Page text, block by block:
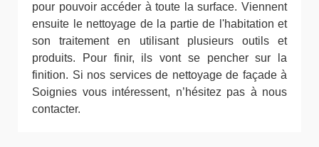
pour pouvoir accéder à toute la surface. Viennent
ensuite le nettoyage de la partie de l'habitation et
son traitement en utilisant plusieurs outils et
produits. Pour finir, ils vont se pencher sur la
finition. Si nos services de nettoyage de façade à
Soignies vous intéressent, n’hésitez pas à nous
contacter.